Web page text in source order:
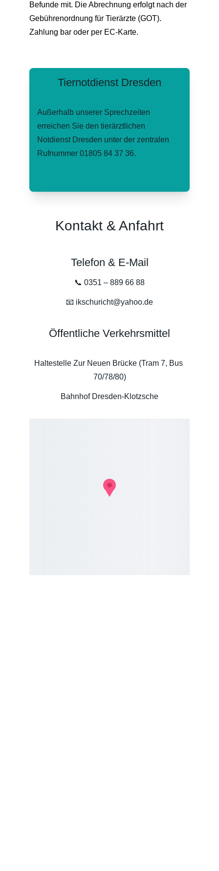
Tiernotdienst Dresden
Außerhalb unserer Sprechzeiten
erreichen Sie den tierärztlichen
Notdienst Dresden unter der zentralen
Rufnummer 01805 84 37 36.
Befunde mit. Die Abrechnung erfolgt nach der
Gebührenordnung für Tierärzte (GOT).
Zahlung bar oder per EC-Karte.
Kontakt & Anfahrt
Telefon & E-Mail
📞 0351 – 889 66 88
📧 ikschuricht@yahoo.de
Öffentliche Verkehrsmittel
Haltestelle Zur Neuen Brücke (Tram 7, Bus
70/78/80)
Bahnhof Dresden-Klotzsche